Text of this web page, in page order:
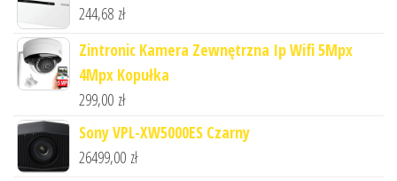
244,68 zł
Zintronic Kamera Zewnętrzna Ip Wifi 5Mpx
4Mpx Kopułka
299,00 zł
Sony VPL-XW5000ES Czarny
26499,00 zł